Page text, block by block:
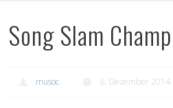
Song Slam
musoc 6. Dezember 2014